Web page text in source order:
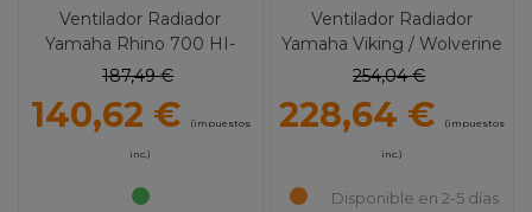
Ventilador Radiador
Yamaha Rhino 700 HI-
Performance MOOSE
187,49 €
140,62 € (impuestos
inc.)
Ventilador Radiador
Yamaha Viking / Wolverine
700 HI-Performance
254,04 €
228,64 € (impuestos
inc.)
Disponible en 2-5 días